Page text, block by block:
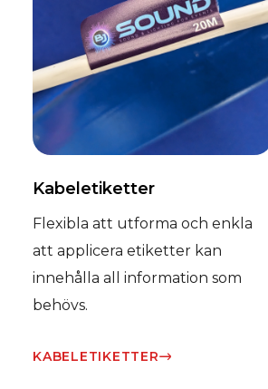
Kabeletiketter
Flexibla att utforma och enkla
att applicera etiketter kan
innehålla all information som
behövs.
KABELETIKETTER​